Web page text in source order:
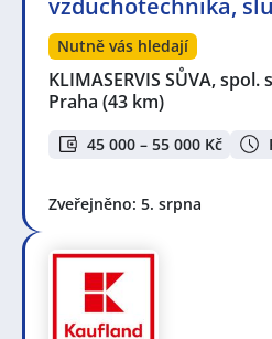
Nutně vás hledají
KLIMASERVIS SŮVA, spol.
Praha (43 km)
45 000 – 55 000 Kč
Zveřejněno: 5. srpna